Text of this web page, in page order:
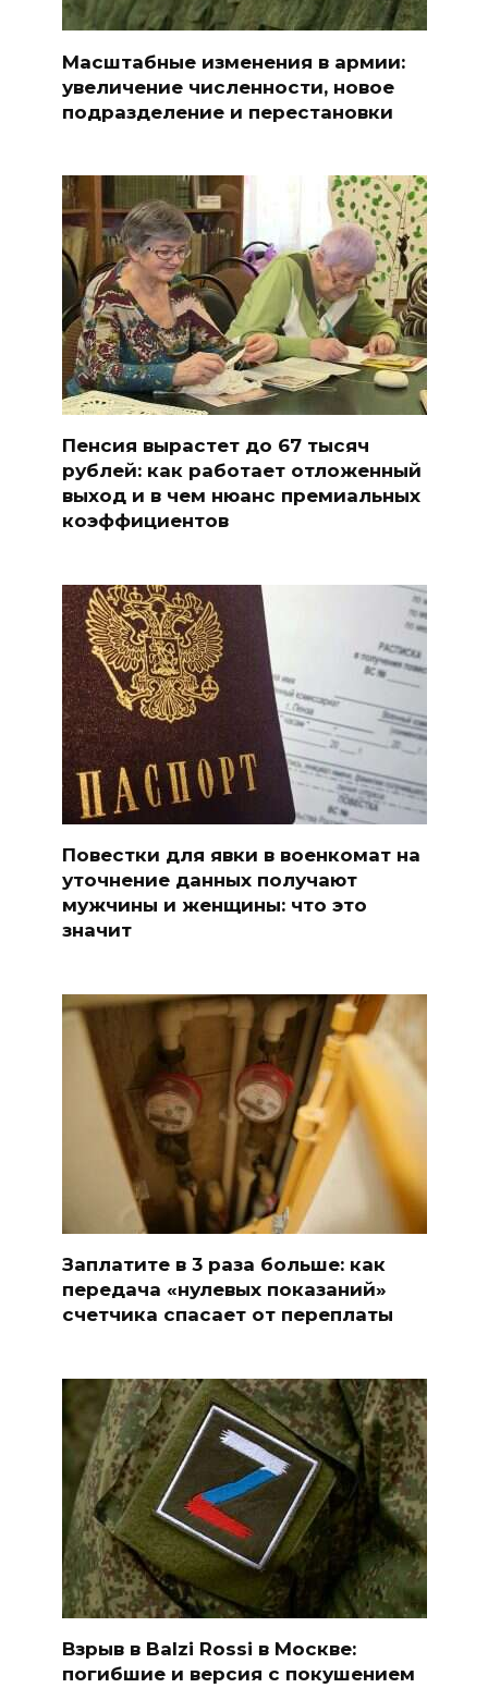
Масштабные изменения в армии:
увеличение численности, новое
подразделение и перестановки
Пенсия вырастет до 67 тысяч
рублей: как работает отложенный
выход и в чем нюанс премиальных
коэффициентов
Повестки для явки в военкомат на
уточнение данных получают
мужчины и женщины: что это
значит
Заплатите в 3 раза больше: как
передача «нулевых показаний»
счетчика спасает от переплаты
Взрыв в Balzi Rossi в Москве:
погибшие и версия с покушением